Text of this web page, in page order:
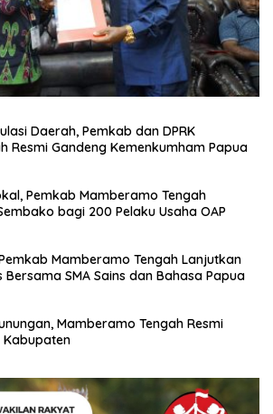
Daerah, Pemkab dan DPRK
Resmi Gandeng Kemenkumham Papua
Pemkab Mamberamo Tengah
bagi 200 Pelaku Usaha OAP
Pemkab Mamberamo Tengah Lanjutkan
SMA Sains dan Bahasa Papua
Mamberamo Tengah Resmi
Kabupaten